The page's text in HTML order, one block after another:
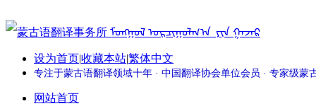
设为首页|收藏本站|繁体中文
专注于蒙古语翻译领域十年 · 中国翻译协会单位会员 · 专家级蒙
网站首页